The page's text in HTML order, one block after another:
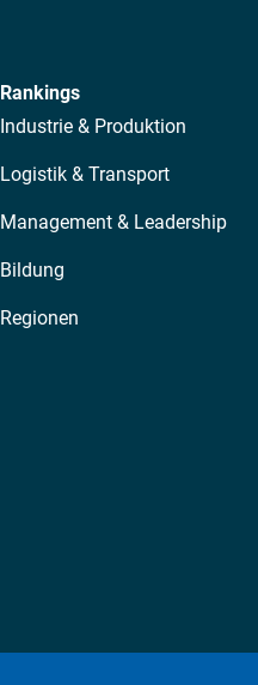
Rankings
Industrie & Produktion
Logistik & Transport
Management & Leadership
Bildung
Regionen